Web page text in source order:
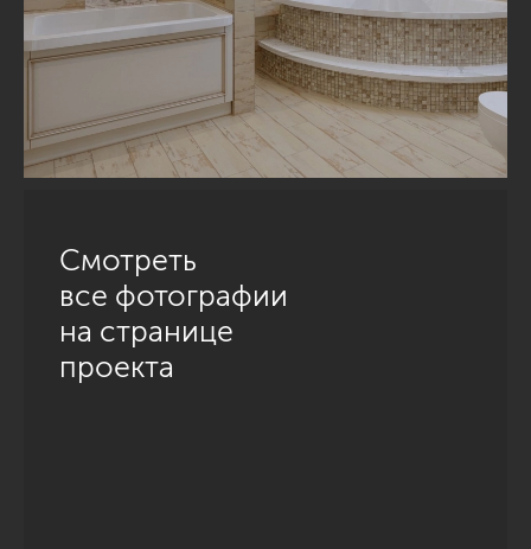
Смотреть
все фотографии
на странице
проекта